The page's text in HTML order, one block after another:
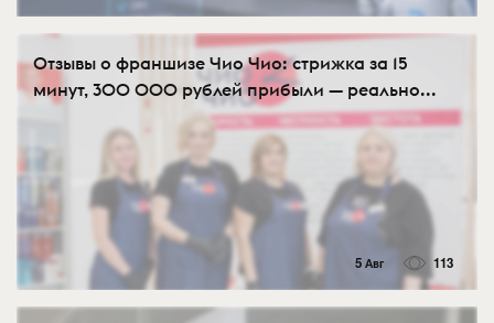
Отзывы о франшизе Чио Чио: стрижка за 15
минут, 300 000 рублей прибыли — реально...
5 Авг 113